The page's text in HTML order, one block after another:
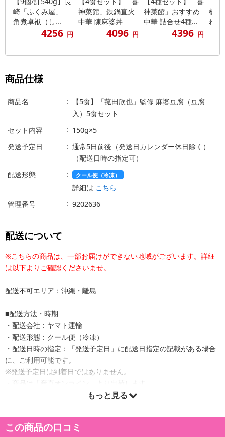
崎「ふくみ屋」
角煮卓袱（し...
4256 円
神菜館」鉄鍋直火
中華 陳麻婆丼
4096 円
神菜館」おすすめ
中華 詰合せ4種...
4396 円
橋
れ
商品仕様
商品名
【5食】「菰田欣也」監修 麻婆豆腐（豆腐
入）5食セット
セット内容
150g×5
発送予定日
通常5日前後（発送日カレンダー休日除く）
（配送日時の指定可）
配送形態
クール便（冷凍）
詳細は こちら
管理番号
9202636
配送について
※こちらの商品は、一部お届けができない地域がございます。詳細
は以下よりご確認くださいませ。
配送不可エリア：沖縄・離島
■配送方法・時期
・配送会社：ヤマト運輸
・配送形態：クール便（冷凍）
・配送日時の指定：「発送予定日」に配送日指定の記載がある場合
に、ご利用可能です。
※発送予定日は到着日ではありません。
・商品は「産直オンライン」より出荷します。
商品詳細
もっと見る
この商品の口コミ